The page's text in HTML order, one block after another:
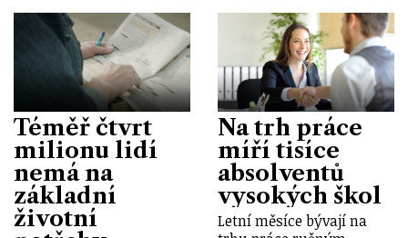
Téměř čtvrt
milionu lidí
nemá na
základní
životní
Na trh práce
míří tisíce
absolventů
vysokých škol
Letní měsíce bývají na